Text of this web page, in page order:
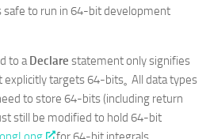
safe to run in 64-bit development
to a Declare statement only signifies
targets 64-bits。 All data types
to store 64-bits (including return
still be modified to hold 64-bit